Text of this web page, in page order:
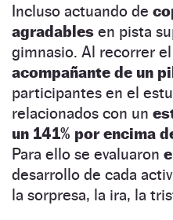
Incluso actuando de
agradables en pista
gimnasio. Al recorrer
acompañante de un
participantes en el
relacionados con un
un 141% por encima
Para ello se evaluaron
desarrollo de cada
la sorpresa, la ira, la